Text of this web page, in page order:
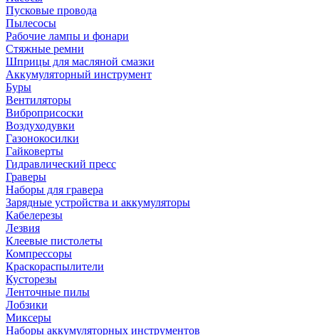
Пусковые провода
Пылесосы
Рабочие лампы и фонари
Стяжные ремни
Шприцы для масляной смазки
Аккумуляторный инструмент
Буры
Вентиляторы
Виброприсоски
Воздуходувки
Газонокосилки
Гайковерты
Гидравлический пресс
Граверы
Наборы для гравера
Зарядные устройства и аккумуляторы
Кабелерезы
Лезвия
Клеевые пистолеты
Компрессоры
Краскораспылители
Кусторезы
Ленточные пилы
Лобзики
Миксеры
Наборы аккумуляторных инструментов